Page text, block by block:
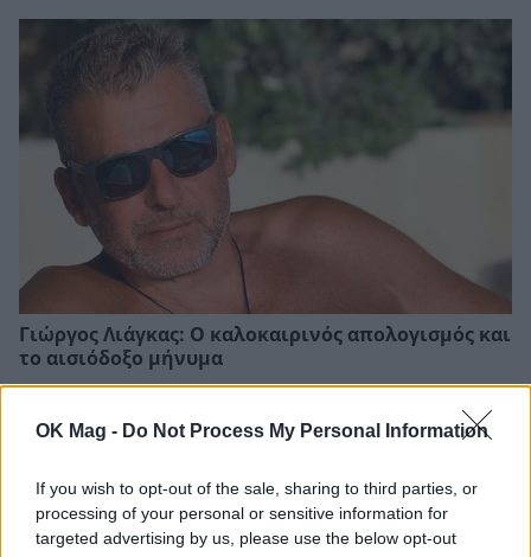
OK Mag - Do Not Process My Personal Information
If you wish to opt-out of the sale, sharing to third parties, or
processing of your personal or sensitive information for
targeted advertising by us, please use the below opt-out
Γιώργος Λιάγκας: Ο καλοκαιρινός απολογισμός και
το αισιόδοξο μήνυμα